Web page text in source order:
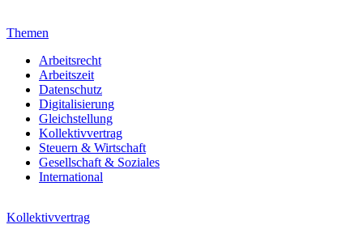
Themen
Arbeitsrecht
Arbeitszeit
Datenschutz
Digitalisierung
Gleichstellung
Kollektivvertrag
Steuern & Wirtschaft
Gesellschaft & Soziales
International
Kollektivvertrag